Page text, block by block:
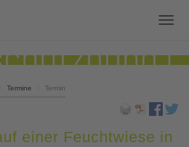
Termine Termin
einer Feuchtwiese in